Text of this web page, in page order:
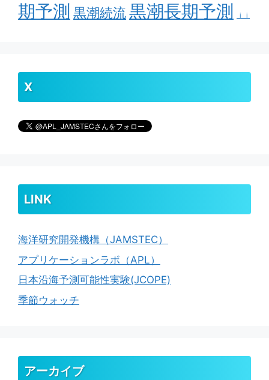
期予測 黒潮続流黒潮長期予測 ｊｊ
X
LINK
海洋研究開発機構（JAMSTEC）
アプリケーションラボ（APL）
日本沿海予測可能性実験(JCOPE)
季節ウォッチ
アーカイブ